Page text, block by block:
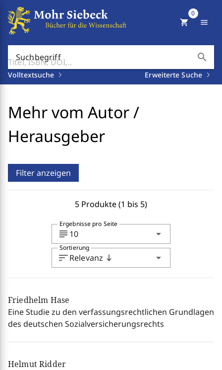
Suchbegriff search
Volltextsuche Erweiterte Suche
shopping_cart
0
menu
Mehr vom Autor /
Herausgeber
Filter anzeigen
5 Produkte (1 bis 5)
subject 10 arrow_drop_down
Ergebnisse pro Seite
sortRelevanz south arrow_drop_down
Sortierung
Friedhelm Hase
Eine Studie zu den verfassungsrechtlichen Grundlagen
des deutschen Sozialversicherungsrechts
Helmut Ridder